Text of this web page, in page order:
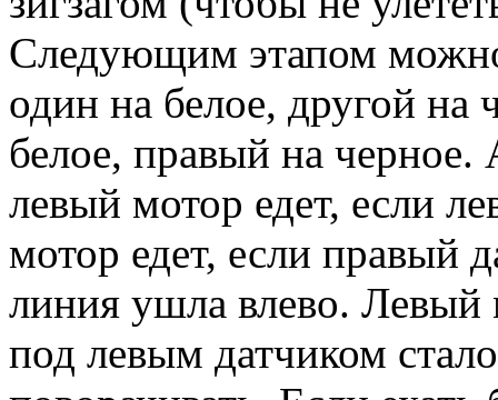
Следующим этапом можно
один на белое, другой
белое, правый на
левый мотор едет, если
мотор едет, если правый
линия ушла влево. Левый
под левым датчиком